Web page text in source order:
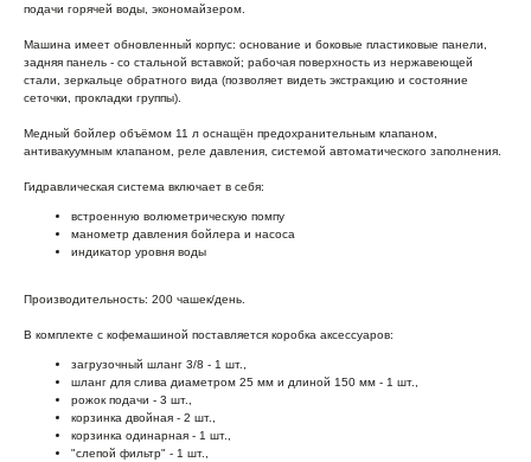
подачи горячей воды, экономайзером.
Машина имеет обновленный корпус: основание и боковые пластиковые панели,
задняя панель - со стальной вставкой; рабочая поверхность из нержавеющей
стали, зеркальце обратного вида (позволяет видеть экстракцию и состояние
сеточки, прокладки группы).
Медный бойлер объёмом 11 л оснащён предохранительным клапаном,
антивакуумным клапаном, реле давления, системой автоматического заполнения.
Гидравлическая система включает в себя:
встроенную волюметрическую помпу
манометр давления бойлера и насоса
индикатор уровня воды
Производительность: 200 чашек/день.
В комплекте с кофемашиной поставляется коробка аксессуаров:
загрузочный шланг 3/8 - 1 шт.,
шланг для слива диаметром 25 мм и длиной 150 мм - 1 шт.,
рожок подачи - 3 шт.,
корзинка двойная - 2 шт.,
корзинка одинарная - 1 шт.,
"слепой фильтр" - 1 шт.,